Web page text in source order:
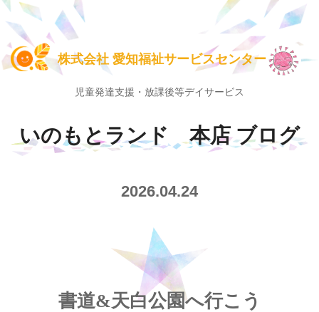
株式会社 愛知福祉サービスセンター
児童発達支援・放課後等デイサービス
いのもとランド 本店 ブログ
2026.04.24
書道&天白公園へ行こう